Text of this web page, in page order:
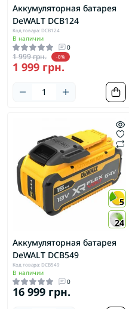
Аккумуляторная батарея
DeWALT DCB124
Код товара: DCB124
В наличии
0
1 999 грн. -0%
1 999 грн.
5
24
Аккумуляторная батарея
DeWALT DCB549
Код товара: DCB549
В наличии
0
16 999 грн.